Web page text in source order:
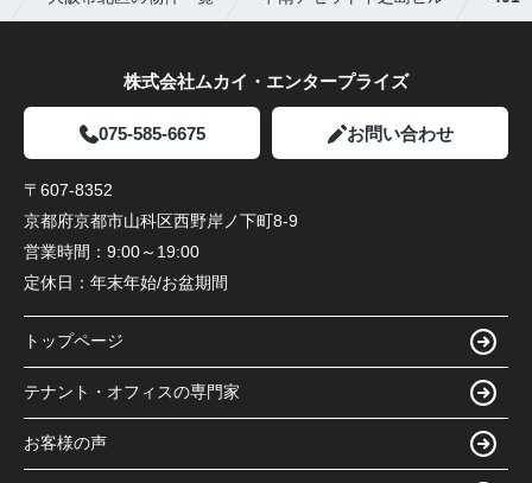
株式会社ムカイ・エンタープライズ
075-585-6675 お問い合わせ
〒607-8352
京都府京都市山科区西野岸ノ下町8-9
営業時間： 9:00～19:00
定休日： 年末年始/お盆期間
トップページ
テナント・オフィスの専門家
お客様の声